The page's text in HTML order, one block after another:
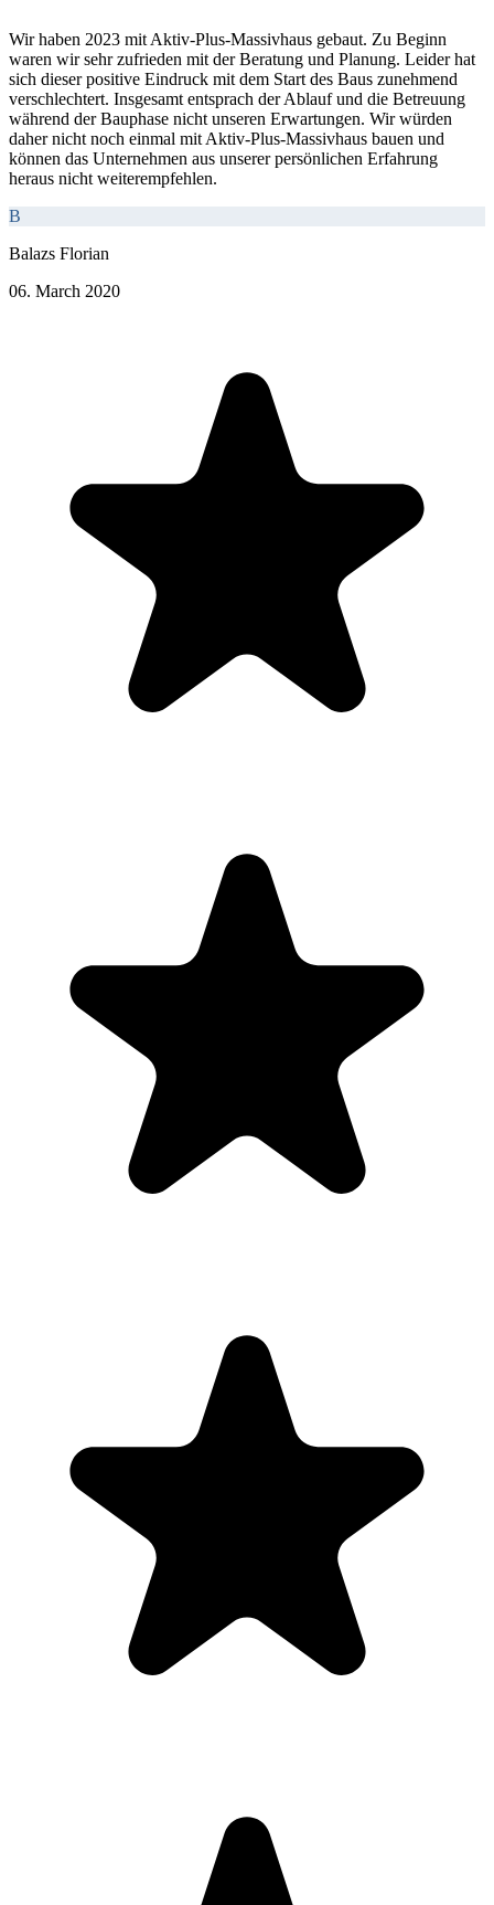
Wir haben 2023 mit Aktiv-Plus-Massivhaus gebaut. Zu Beginn
waren wir sehr zufrieden mit der Beratung und Planung. Leider hat
sich dieser positive Eindruck mit dem Start des Baus zunehmend
verschlechtert. Insgesamt entsprach der Ablauf und die Betreuung
während der Bauphase nicht unseren Erwartungen. Wir würden
daher nicht noch einmal mit Aktiv-Plus-Massivhaus bauen und
können das Unternehmen aus unserer persönlichen Erfahrung
heraus nicht weiterempfehlen.
B
Balazs Florian
06. March 2020